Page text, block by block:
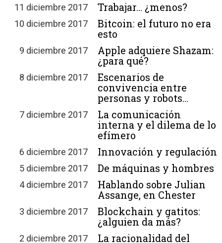
11 diciembre 2017 Trabajar… ¿menos?
10 diciembre 2017
Bitcoin: el futuro no era
esto
9 diciembre 2017
Apple adquiere Shazam:
¿para qué?
8 diciembre 2017
Escenarios de
convivencia entre
personas y robots…
7 diciembre 2017
La comunicación
interna y el dilema de lo
efímero
6 diciembre 2017 Innovación y regulación
5 diciembre 2017 De máquinas y hombres
4 diciembre 2017
Hablando sobre Julian
Assange, en Chester
3 diciembre 2017
Blockchain y gatitos:
¿alguien da más?
2 diciembre 2017
La racionalidad del